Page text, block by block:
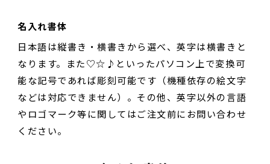
名入れ書体
日本語は縦書き・横書きから選べ、英字は横書きと
なります。また♡☆♪といったパソコン上で変換可
能な記号であれば彫刻可能です（機種依存の絵文字
などは対応できません）。その他、英字以外の言語
やロゴマーク等に関してはご注文前にお問い合わせ
ください。